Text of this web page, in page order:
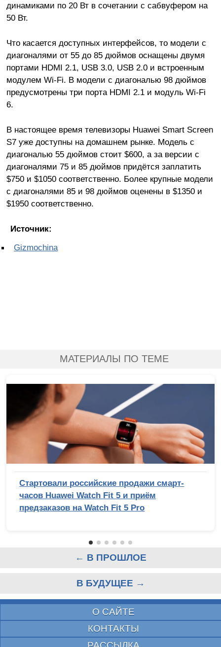
динамиками по 20 Вт в сочетании с сабвуфером на
50 Вт.
Что касается доступных интерфейсов, то модели с
диагоналями от 55 до 85 дюймов оснащены двумя
портами HDMI 2.1, USB 3.0, USB 2.0 и встроенным
модулем Wi-Fi. В модели с диагональю 98 дюймов
предусмотрены три порта HDMI 2.1 и модуль Wi-Fi
6.
В настоящее время телевизоры Huawei Smart Screen
S7 уже доступны на домашнем рынке. Модель с
диагональю 55 дюймов стоит $600, а за версии с
диагоналями 75 и 85 дюймов придётся заплатить
$750 и $1050 соответственно. Более крупные модели
с диагоналями 85 и 98 дюймов оценены в $1350 и
$1950 соответственно.
Источник:
Gizmochina
МАТЕРИАЛЫ ПО ТЕМЕ
Стартовали российские продажи смарт-
часов Huawei Watch Fit 5 и приём
предзаказов на Watch Fit 5 Pro
← В ПРОШЛОЕ
В БУДУЩЕЕ →
О САЙТЕ
КОНТАКТЫ